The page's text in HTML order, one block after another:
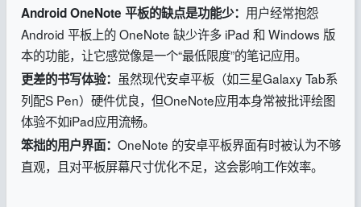
Android OneNote 平板的缺点是功能少： 用户经常抱怨
Android 平板上的 OneNote 缺少许多 iPad 和 Windows 版
本的功能，让它感觉像是一个“最低限度”的笔记应用。
更差的书写体验： 虽然现代安卓平板（如三星Galaxy Tab系
列配S Pen）硬件优良，但OneNote应用本身常被批评绘图
体验不如iPad应用流畅。
笨拙的用户界面： OneNote 的安卓平板界面有时被认为不够
直观，且对平板屏幕尺寸优化不足，这会影响工作效率。